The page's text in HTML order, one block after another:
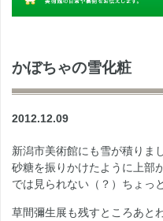
かぼちゃの雪化粧
2012.12.09
新潟市美術館にも雪が積りま
砂糖を振りかけたように上部
では見られない（？）ちょっ
草間彌生展も残すところあと